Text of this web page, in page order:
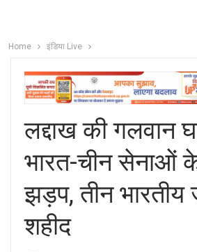
Home इंडिया Live
लद्दाख की गलवान
भारत-चीन सेनाओं
झड़प, तीन भारतीय
शहीद